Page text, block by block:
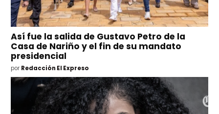
Así fue la salida de Gustavo Petro de la
Casa de Nariño y el fin de su mandato
presidencial
por Redacción El Expreso